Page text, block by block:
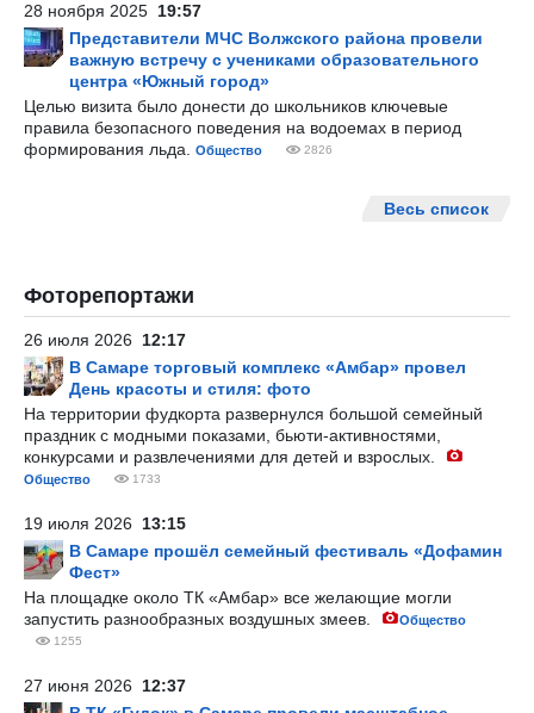
28 ноября 2025 19:57
Представители МЧС Волжского района провели
важную встречу с учениками образовательного
центра «Южный город»
Целью визита было донести до школьников ключевые
правила безопасного поведения на водоемах в период
формирования льда.
Общество 2826
Весь список
Фоторепортажи
26 июля 2026 12:17
В Самаре торговый комплекс «Амбар» провел
День красоты и стиля: фото
На территории фудкорта развернулся большой семейный
праздник с модными показами, бьюти-активностями,
конкурсами и развлечениями для детей и взрослых.
Общество 1733
19 июля 2026 13:15
В Самаре прошёл семейный фестиваль «Дофамин
Фест»
На площадке около ТК «Амбар» все желающие могли
запустить разнообразных воздушных змеев.
Общество
1255
27 июня 2026 12:37